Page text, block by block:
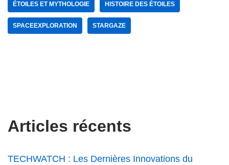
ÉTOILES ET MYTHOLOGIE HISTOIRE DES ÉTOILES
SPACEEXPLORATION STARGAZE
Articles récents
TECHWATCH : Les Dernières Innovations du